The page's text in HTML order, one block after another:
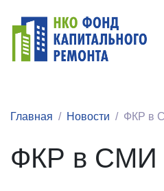
Главная Новости ФКР в
ФКР в СМИ